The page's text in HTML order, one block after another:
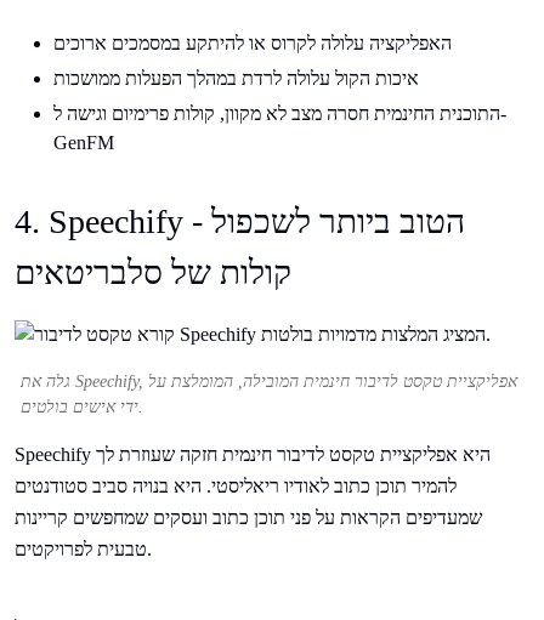
האפליקציה עלולה לקרוס או להיתקע במסמכים ארוכים
איכות הקול עלולה לרדת במהלך הפעלות ממושכות
התוכנית החינמית חסרה מצב לא מקוון, קולות פרימיום וגישה ל-
GenFM
4. Speechify - הטוב ביותר לשכפול
קולות של סלבריטאים
גלה את Speechify, אפליקציית טקסט לדיבור חינמית המובילה, המומלצת על
ידי אישים בולטים.
Speechify היא אפליקציית טקסט לדיבור חינמית חזקה שעוזרת לך
להמיר תוכן כתוב לאודיו ריאליסטי. היא בנויה סביב סטודנטים
שמעדיפים הקראות על פני תוכן כתוב ועסקים שמחפשים קריינות
טבעית לפרויקטים.